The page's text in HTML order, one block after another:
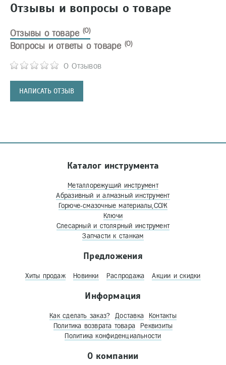
Отзывы и вопросы о товаре
Отзывы о товаре (0)
0 Отзывов
НАПИСАТЬ ОТЗЫВ
Вопросы и ответы о товаре (0)
Каталог инструмента
Металлорежущий инструмент
Абразивный и алмазный инструмент
Горюче-смазочные материалы,СОЖ
Ключи
Слесарный и столярный инструмент
Запчасти к станкам
Предложения
Хиты продаж Новинки Распродажа Акции и скидки
Информация
Как сделать заказ? Доставка
Контакты
Политика возврата товара
Реквизиты
Политика конфиденциальности
О компании